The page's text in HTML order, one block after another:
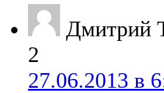
Дмитрий
2
27.06.2013 в